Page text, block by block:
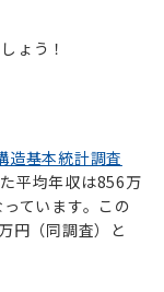
ょう！
造基本統計調査
平均年収は856万
ています。この
円（同調査）と